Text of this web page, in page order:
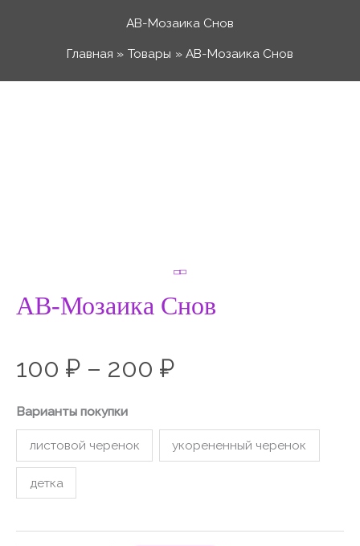
содержимому
АВ-Мозаика Снов
Главная
Товары АВ-Мозаика Снов
АВ-Мозаика Снов
100 ₽ – 200 ₽
–
Варианты покупки
листовой черенок укорененный черенок
детка